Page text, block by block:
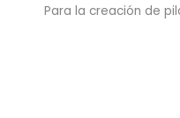
Para la creación de